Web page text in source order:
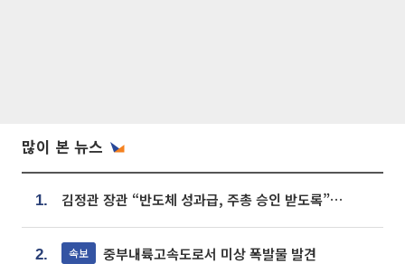
많이 본 뉴스
1. 김정관 장관 “반도체 성과급, 주총 승인 받도록”…상법·자본시장법 개정 시사
2. 속보 중부내륙고속도로서 미상 폭발물 발견